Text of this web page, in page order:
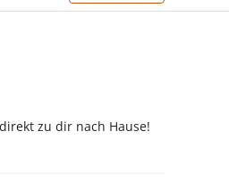
zu dir nach Hause!